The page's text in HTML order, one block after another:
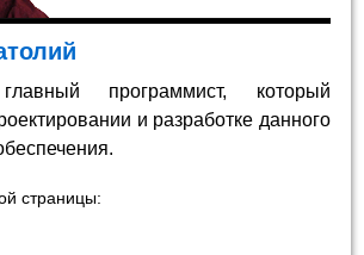
программист, который
и разработке данного
страницы: